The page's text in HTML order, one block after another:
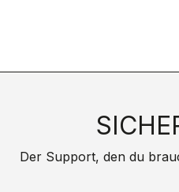
Der Support, den du